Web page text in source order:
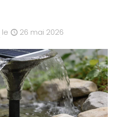
le 26 mai 2026